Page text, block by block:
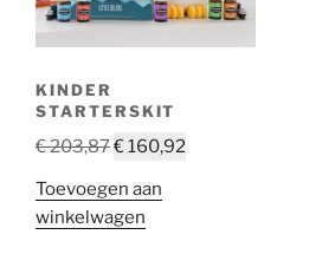
KINDER
STARTERSKIT
€203,87Oorspronkelijke
was:
€ 203,87.
€160,92
Toevoegen aan
winkelwagen